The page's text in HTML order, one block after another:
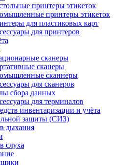
принтеры этикеток
принтеры этикеток
для пластиковых карт
для принтеров
сканеры
сканеры
сканнеры
для сканеров
сбора данных
для терминалов
инвентаризации и учёта
защиты (СИЗ)
дыхания
слуха